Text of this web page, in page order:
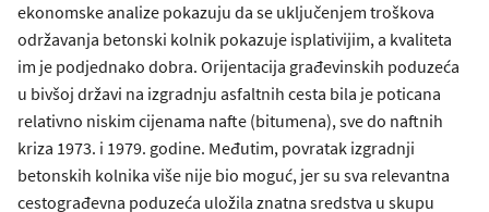
ekonomske analize pokazuju da se uključenjem troškova
održavanja betonski kolnik pokazuje isplativijim, a kvaliteta
im je podjednako dobra. Orijentacija građevinskih poduzeća
u bivšoj državi na izgradnju asfaltnih cesta bila je poticana
relativno niskim cijenama nafte (bitumena), sve do naftnih
kriza 1973. i 1979. godine. Međutim, povratak izgradnji
betonskih kolnika više nije bio moguć, jer su sva relevantna
cestograđevna poduzeća uložila znatna sredstva u skupu